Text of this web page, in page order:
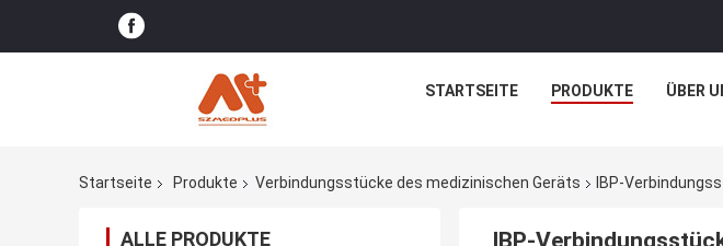
STARTSEITE PRODUKTE ÜBER
Startseite Produkte Verbindungsstücke des medizinischen Geräts IBP-
ALLE PRODUKTE